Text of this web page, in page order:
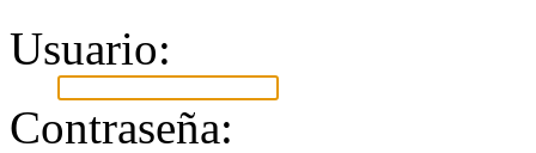
Usuario:
Contraseña: